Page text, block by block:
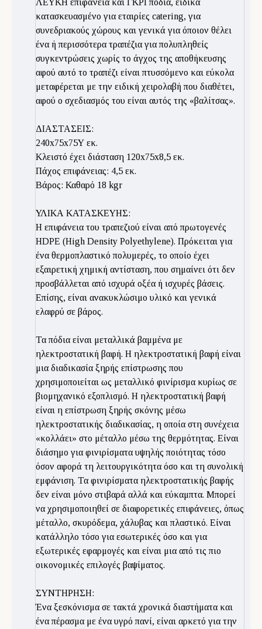
ΛΕΥΚΗ επιφάνεια και ΓΚΡΙ πόδια, ειδικά
κατασκευασμένο για εταιρίες catering, για
συνεδριακούς χώρους και γενικά για όποιον θέλει
ένα ή περισσότερα τραπέζια για πολυπληθείς
συγκεντρώσεις χωρίς το άγχος της αποθήκευσης
αφού αυτό το τραπέζι είναι πτυσσόμενο και εύκολα
μεταφέρεται με την ειδική χειρολαβή που διαθέτει,
αφού ο σχεδιασμός του είναι αυτός της «βαλίτσας».
ΔΙΑΣΤΑΣΕΙΣ:
240x75x75Υ εκ.
Κλειστό έχει διάσταση 120x75x8,5 εκ.
Πάχος επιφάνειας: 4,5 εκ.
Βάρος: Καθαρό 18 kgr
ΥΛΙΚΑ ΚΑΤΑΣΚΕΥΗΣ:
Η επιφάνεια του τραπεζιού είναι από πρωτογενές
HDPE (High Density Polyethylene). Πρόκειται για
ένα θερμοπλαστικό πολυμερές, το οποίο έχει
εξαιρετική χημική αντίσταση, που σημαίνει ότι δεν
προσβάλλεται από ισχυρά οξέα ή ισχυρές βάσεις.
Επίσης, είναι ανακυκλώσιμο υλικό και γενικά
ελαφρύ σε βάρος.
Τα πόδια είναι μεταλλικά βαμμένα με
ηλεκτροστατική βαφή. Η ηλεκτροστατική βαφή είναι
μια διαδικασία ξηρής επίστρωσης που
χρησιμοποιείται ως μεταλλικό φινίρισμα κυρίως σε
βιομηχανικό εξοπλισμό. Η ηλεκτροστατική βαφή
είναι η επίστρωση ξηρής σκόνης μέσω
ηλεκτροστατικής διαδικασίας, η οποία στη συνέχεια
«κολλάει» στο μέταλλο μέσω της θερμότητας. Είναι
διάσημο για φινιρίσματα υψηλής ποιότητας τόσο
όσον αφορά τη λειτουργικότητα όσο και τη συνολική
εμφάνιση. Τα φινιρίσματα ηλεκτροστατικής βαφής
δεν είναι μόνο στιβαρά αλλά και εύκαμπτα. Μπορεί
να χρησιμοποιηθεί σε διαφορετικές επιφάνειες, όπως
μέταλλο, σκυρόδεμα, χάλυβας και πλαστικό. Είναι
κατάλληλο τόσο για εσωτερικές όσο και για
εξωτερικές εφαρμογές και είναι μια από τις πιο
οικονομικές επιλογές βαψίματος.
ΣΥΝΤΗΡΗΣΗ:
Ένα ξεσκόνισμα σε τακτά χρονικά διαστήματα και
ένα πέρασμα με ένα υγρό πανί, είναι αρκετό για την